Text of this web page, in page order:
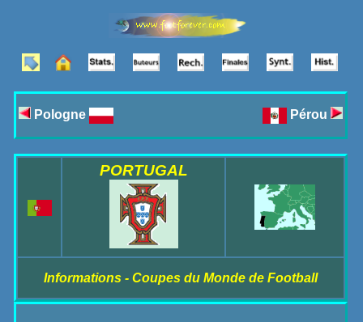
Pologne Pérou
PORTUGAL
Informations - Coupes du Monde de Football